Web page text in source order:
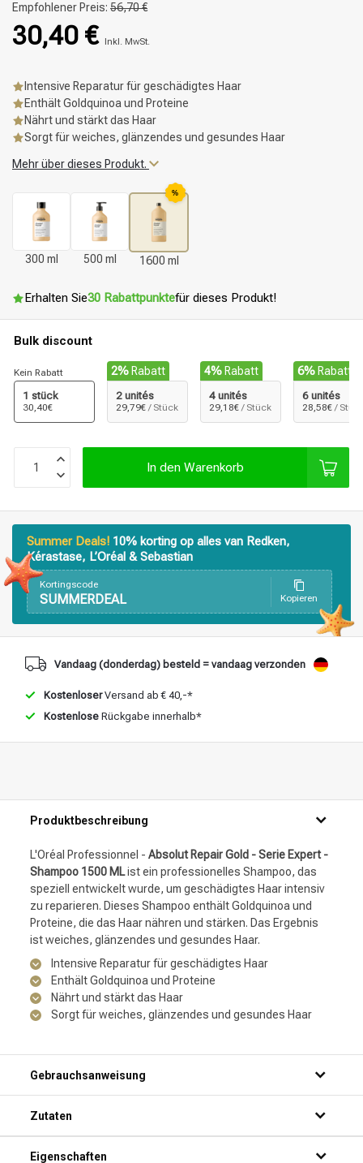
Stylingprodukte
Empfohlener Preis: 56,70 €
30,40 € Inkl. MwSt.
Intensive Reparatur für geschädigtes Haar
Enthält Goldquinoa und Proteine
Nährt und stärkt das Haar
Sorgt für weiches, glänzendes und gesundes Haar
Mehr über dieses Produkt.
300 ml 500 ml
%
1600 ml
Erhalten Sie30 Rabattpunktefür dieses Produkt!
Bulk discount
Kein Rabatt
1 stück
30,40€
2% Rabatt
2 unités
29,79€ / Stück
4% Rabatt
4 unités
29,18€ / Stück
6% Rabatt
6 unités
28,58€ /
In den Warenkorb
Summer Deals! 10% korting op alles van Redken,
Kérastase, L’Oréal & Sebastian
Kortingscode
SUMMERDEAL Kopieren
Vandaag (donderdag) besteld = vandaag verzonden
KostenloserVersand ab € 40,-*
Kostenlose Rückgabe innerhalb*
Produktbeschreibung
L'Oréal Professionnel - Absolut Repair Gold - Serie Expert -
Shampoo 1500 MList ein professionelles Shampoo, das
speziell entwickelt wurde, um geschädigtes Haar intensiv
zu reparieren. Dieses Shampoo enthält Goldquinoa und
Proteine, die das Haar nähren und stärken. Das Ergebnis
ist weiches, glänzendes und gesundes Haar.
Intensive Reparatur für geschädigtes Haar
Enthält Goldquinoa und Proteine
Nährt und stärkt das Haar
Sorgt für weiches, glänzendes und gesundes Haar
Gebrauchsanweisung
Schritt 2: Trage eine kleine Menge des Produkts auf deine
Handflächen auf.
Schritt 3: Massiere das Shampoo sanft in dein Haar und
Zutaten
Eigenschaften